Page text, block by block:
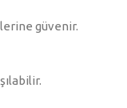
güvenir.